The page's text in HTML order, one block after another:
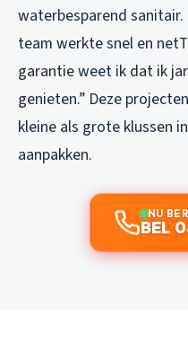
waterbesparend sanitair.
team werkte snel en
garantie weet ik dat ik
genieten.” Deze
kleine als grote klussen
aanpakken.
NU
BEL